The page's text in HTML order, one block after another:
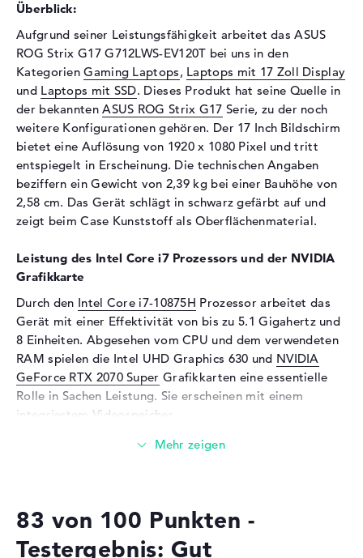
Optische Speicher
Laufwerks-Typ
ohne Laufwerk
Display
Display-Typ
17,3" TFT
Max. Auflösung
1920 x 1080
Auflösungstyp
Full-HD
Besonderheiten
Display, entspiegelt, LED-
Hintergrundbeleuchtung, IPS
Panel
Audio
Soundkarte
onboard
Mikrofon
Eingabegeräte
Eingabegeräte
Multi-Touch-Trackpad,
Tastatur
Beleuchtet (hintergrund)
Netzwerk
(10/100/1000)
Bluetooth
Bluetooth 5
Überblick:
Aufgrund seiner Leistungsfähigkeit arbeitet das ASUS
ROG Strix G17 G712LWS-EV120T bei uns in den
KategorienGaming Laptops, Laptops mit 17 Zoll Display
und Laptops mit SSD. Dieses Produkt hat seine Quelle in
der bekanntenASUS ROG Strix G17 Serie, zu der noch
weitere Konfigurationen gehören. Der 17 Inch Bildschirm
bietet eine Auflösung von 1920 x 1080 Pixel und tritt
entspiegelt in Erscheinung. Die technischen Angaben
beziffern ein Gewicht von 2,39 kg bei einer Bauhöhe von
2,58 cm. Das Gerät schlägt in schwarz gefärbt auf und
zeigt beim Case Kunststoff als Oberflächenmaterial.
Leistung des Intel Core i7 Prozessors und der NVIDIA
Grafikkarte
Durch den Intel Core i7-10875H Prozessor arbeitet das
Gerät mit einer Effektivität von bis zu 5.1 Gigahertz und
8 Einheiten. Abgesehen vom CPU und dem verwendeten
RAM spielen die Intel UHD Graphics 630 und NVIDIA
GeForce RTX 2070 Super Grafikkarten eine essentielle
Rolle in Sachen Leistung. Sie erscheinen mit einem
integriertem Videospeicher.
Wieviel Speicher hat das ASUS ROG Strix G17
und kommt mit der DDR4 SDRAM (PC4-25600 - 3200
verbaut werden. Die Speichergröße dieses Laptops endet
83 von 100 Punkten -
Testergebnis: Gut